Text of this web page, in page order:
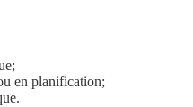
en planification;